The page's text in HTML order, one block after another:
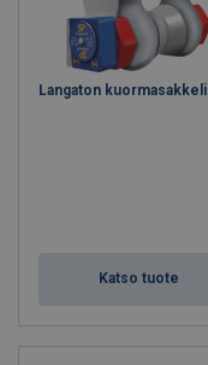
Langaton kuormasakkeli
Katso tuote